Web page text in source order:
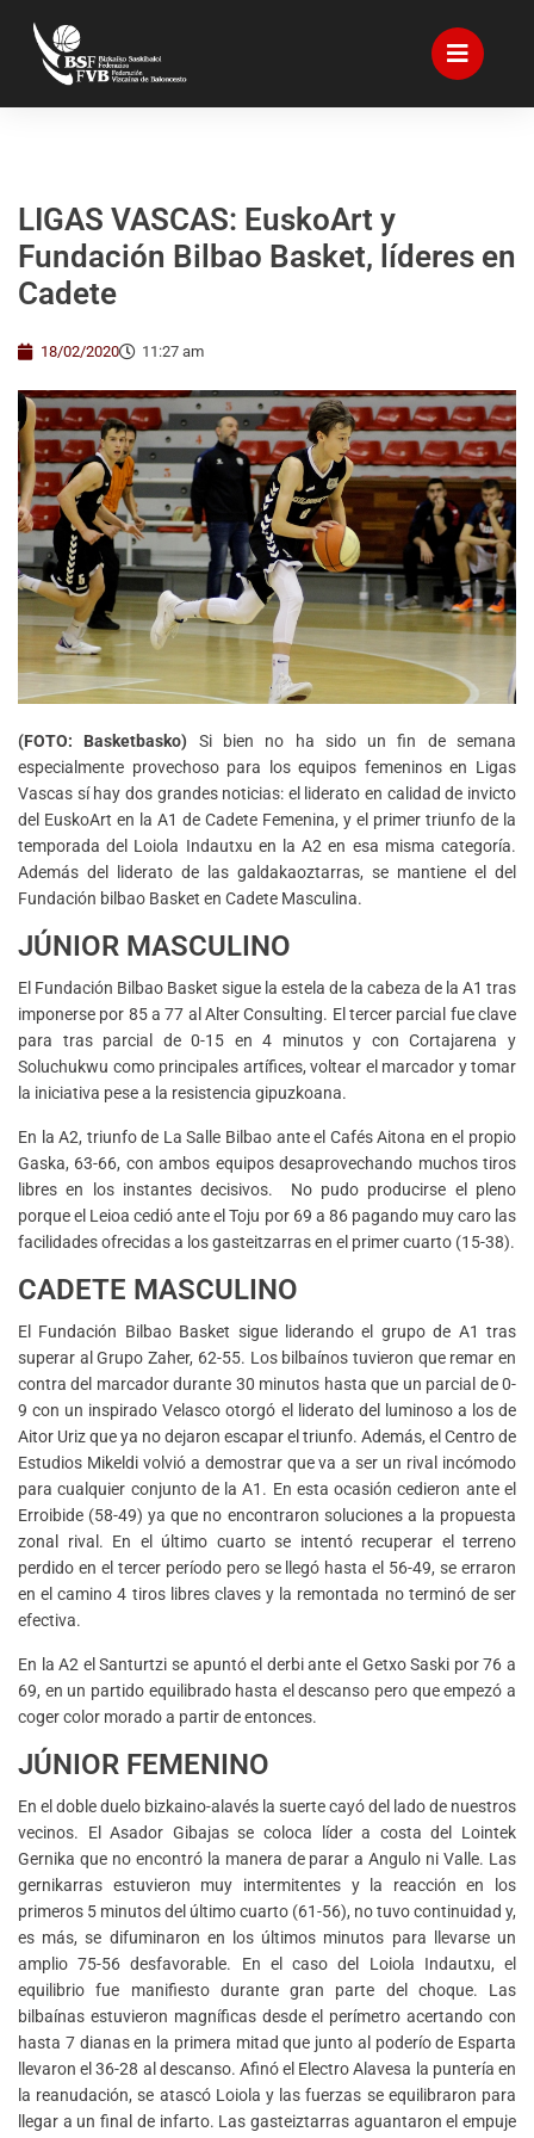
LIGAS VASCAS: EuskoArt y
Fundación Bilbao Basket, líderes en
Cadete
18/02/2020 11:27 am
(FOTO: Basketbasko) Si bien no ha sido un fin de semana
especialmente provechoso para los equipos femeninos en Ligas
Vascas sí hay dos grandes noticias: el liderato en calidad de invicto
del EuskoArt en la A1 de Cadete Femenina, y el primer triunfo de la
temporada del Loiola Indautxu en la A2 en esa misma categoría.
Además del liderato de las galdakaoztarras, se mantiene el del
Fundación bilbao Basket en Cadete Masculina.
JÚNIOR MASCULINO
El Fundación Bilbao Basket sigue la estela de la cabeza de la A1 tras
imponerse por 85 a 77 al Alter Consulting. El tercer parcial fue clave
para tras parcial de 0-15 en 4 minutos y con Cortajarena y
Soluchukwu como principales artífices, voltear el marcador y tomar
la iniciativa pese a la resistencia gipuzkoana.
En la A2, triunfo de La Salle Bilbao ante el Cafés Aitona en el propio
Gaska, 63-66, con ambos equipos desaprovechando muchos tiros
libres en los instantes decisivos. No pudo producirse el pleno
porque el Leioa cedió ante el Toju por 69 a 86 pagando muy caro las
facilidades ofrecidas a los gasteitzarras en el primer cuarto (15-38).
CADETE MASCULINO
El Fundación Bilbao Basket sigue liderando el grupo de A1 tras
superar al Grupo Zaher, 62-55. Los bilbaínos tuvieron que remar en
contra del marcador durante 30 minutos hasta que un parcial de 0-
9 con un inspirado Velasco otorgó el liderato del luminoso a los de
Aitor Uriz que ya no dejaron escapar el triunfo. Además, el Centro de
Estudios Mikeldi volvió a demostrar que va a ser un rival incómodo
para cualquier conjunto de la A1. En esta ocasión cedieron ante el
Erroibide (58-49) ya que no encontraron soluciones a la propuesta
zonal rival. En el último cuarto se intentó recuperar el terreno
perdido en el tercer período pero se llegó hasta el 56-49, se erraron
en el camino 4 tiros libres claves y la remontada no terminó de ser
efectiva.
En la A2 el Santurtzi se apuntó el derbi ante el Getxo Saski por 76 a
69, en un partido equilibrado hasta el descanso pero que empezó a
coger color morado a partir de entonces.
JÚNIOR FEMENINO
En el doble duelo bizkaino-alavés la suerte cayó del lado de nuestros
vecinos. El Asador Gibajas se coloca líder a costa del Lointek
Gernika que no encontró la manera de parar a Angulo ni Valle. Las
gernikarras estuvieron muy intermitentes y la reacción en los
primeros 5 minutos del último cuarto (61-56), no tuvo continuidad y,
es más, se difuminaron en los últimos minutos para llevarse un
amplio 75-56 desfavorable. En el caso del Loiola Indautxu, el
equilibrio fue manifiesto durante gran parte del choque. Las
bilbaínas estuvieron magníficas desde el perímetro acertando con
hasta 7 dianas en la primera mitad que junto al poderío de Esparta
llevaron el 36-28 al descanso. Afinó el Electro Alavesa la puntería en
la reanudación, se atascó Loiola y las fuerzas se equilibraron para
llegar a un final de infarto. Las gasteiztarras aguantaron el empuje